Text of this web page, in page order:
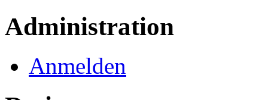
Administration
Anmelden